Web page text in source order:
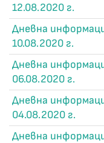
12.08.2020 г.
Дневна
10.08.2020 г.
Дневна
06.08.2020 г.
Дневна
04.08.2020 г.
Дневна